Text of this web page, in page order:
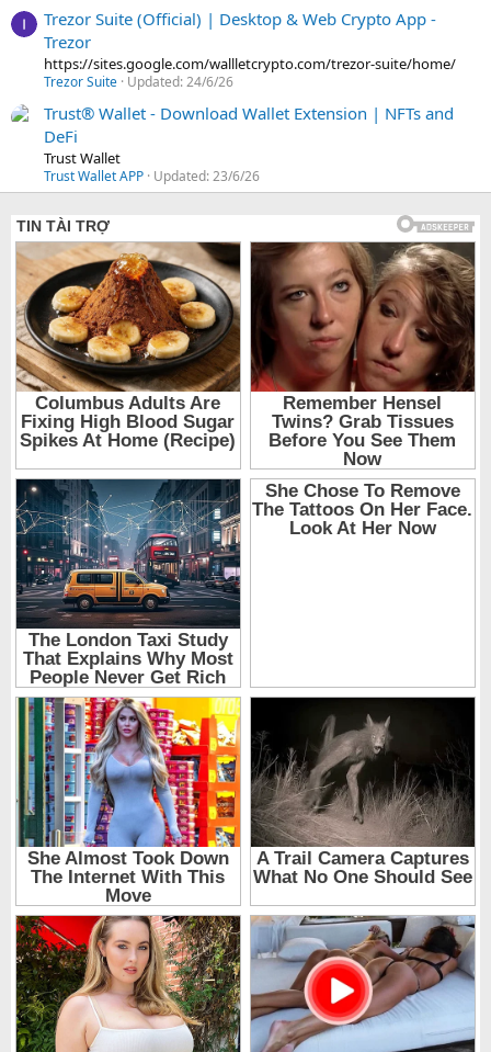
Trezor Suite (Official) | Desktop & Web Crypto App -
Trezor
https://sites.google.com/wallletcrypto.com/trezor-suite/home/
Trezor Suite Updated:24/6/26
Trust® Wallet - Download Wallet Extension | NFTs and
DeFi
Trust Wallet
Trust Wallet APP Updated:23/6/26